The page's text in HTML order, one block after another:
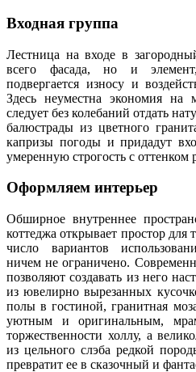
Входная группа
Лестница на входе в
всего фасада, но и
подвергается износу и
Здесь неуместна экономия на
следует без колебаний отдать
балюстрады из цветного
капризы погоды и придадут
умеренную строгость с оттенком
Оформляем интерьер
Обширное внутреннее
коттеджа открывает простор для
число вариантов
ничем не ограничено.
позволяют создавать из него
из ювелирно вырезанных
полы в гостиной, гранитная
уютным и оригинальным,
торжественности холлу, а
из цельного слэба редкой
превратит ее в сказочный и